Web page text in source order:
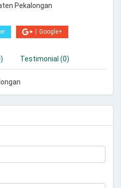
Pekalongan
Google+
Testimonial (0)